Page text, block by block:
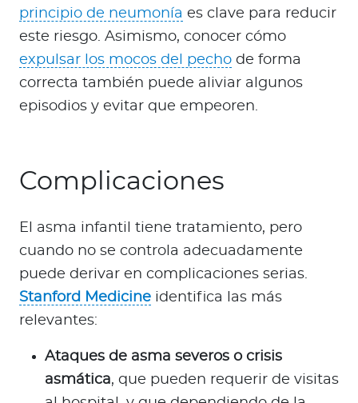
principio de neumonía es clave para reducir
este riesgo. Asimismo, conocer cómo
expulsar los mocos del pecho de forma
correcta también puede aliviar algunos
episodios y evitar que empeoren.
Complicaciones
El asma infantil tiene tratamiento, pero
cuando no se controla adecuadamente
puede derivar en complicaciones serias.
Stanford Medicine identifica las más
relevantes:
Ataques de asma severos o crisis
asmática, que pueden requerir de visitas